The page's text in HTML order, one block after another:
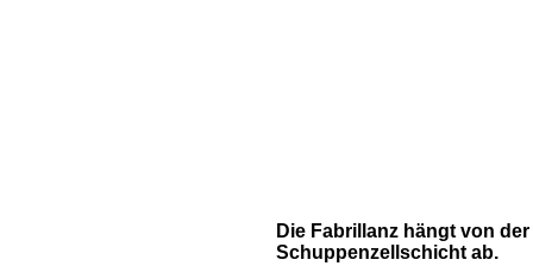
Die Fabrillanz hängt von der
Schuppenzellschicht ab.